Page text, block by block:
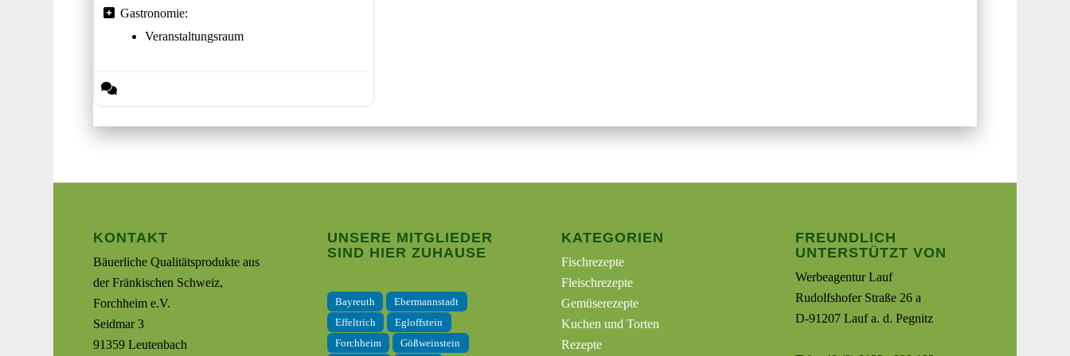
Gastronomie:
Veranstaltungsraum
KONTAKT
Bäuerliche Qualitätsprodukte aus
der Fränkischen Schweiz,
Forchheim e.V.
Seidmar 3
91359 Leutenbach
UNSERE MITGLIEDER
SIND HIER ZUHAUSE
Bayreuth
Ebermannstadt
Effeltrich
Egloffstein
Forchheim
Gößweinstein
KATEGORIEN
Fischrezepte
Fleischrezepte
Gemüserezepte
Kuchen und Torten
Rezepte
FREUNDLICH
UNTERSTÜTZT VON
Werbeagentur Lauf
Rudolfshofer Straße 26 a
D-91207 Lauf a. d. Pegnitz